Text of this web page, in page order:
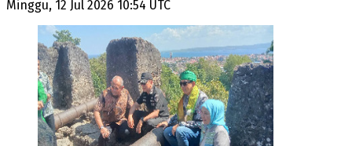
Minggu, 12 Jul 2026 10:54 UTC